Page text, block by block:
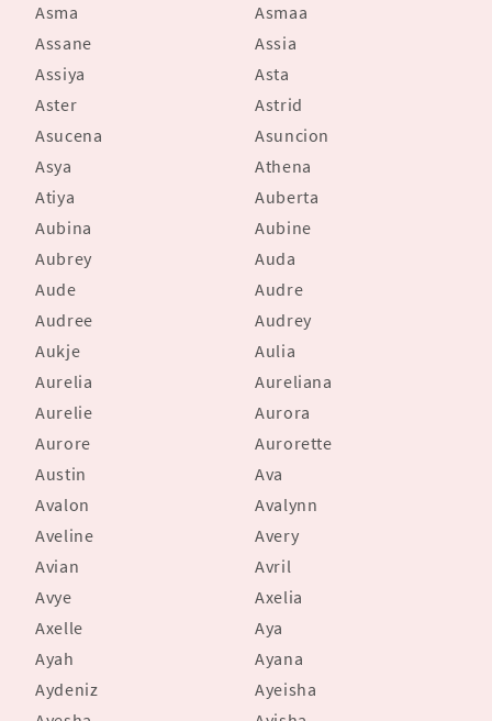
Asma
Asmaa
Assane
Assia
Assiya
Asta
Aster
Astrid
Asucena
Asuncion
Asya
Athena
Atiya
Auberta
Aubina
Aubine
Aubrey
Auda
Aude
Audre
Audree
Audrey
Aukje
Aulia
Aurelia
Aureliana
Aurelie
Aurora
Aurore
Aurorette
Austin
Ava
Avalon
Avalynn
Aveline
Avery
Avian
Avril
Avye
Axelia
Axelle
Aya
Ayah
Ayana
Aydeniz
Ayeisha